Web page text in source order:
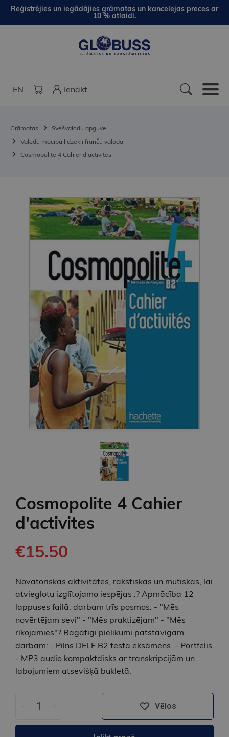
Reģistrējies un iegādājies grāmatas un kancelejas preces ar
10 % atlaidi.
EN Ienākt
Grāmatas
Svešvalodu apguve
Valodu mācību līdzekļi franču valodā
Cosmopolite 4 Cahier d'activites
Cosmopolite 4 Cahier
d'activites
€15.50
Novatoriskas aktivitātes, rakstiskas un mutiskas, lai
atvieglotu izglītojamo iespējas :? Apmācība 12
lappuses failā, darbam trīs posmos: - "Mēs
novērtējam sevi" - "Mēs praktizējam" - "Mēs
rīkojamies"? Bagātīgi pielikumi patstāvīgam
darbam: - Pilns DELF B2 testa eksāmens. - Portfelis
- MP3 audio kompaktdisks ar transkripcijām un
labojumiem atsevišķā bukletā.
Vēlos